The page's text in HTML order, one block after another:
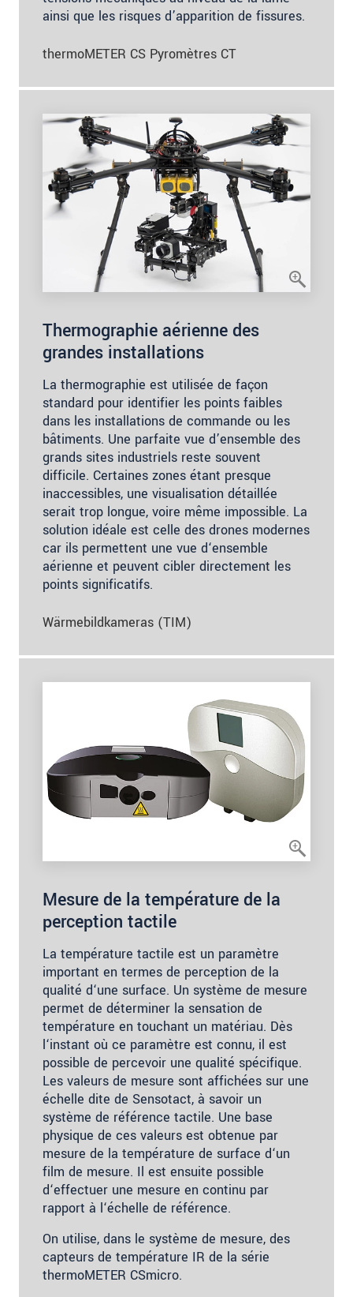
ainsi que les risques d’apparition de fissures.
thermoMETER CS Pyromètres CT
Thermographie aérienne des
grandes installations
La thermographie est utilisée de façon
standard pour identifier les points faibles
dans les installations de commande ou les
bâtiments. Une parfaite vue d’ensemble des
grands sites industriels reste souvent
difficile. Certaines zones étant presque
inaccessibles, une visualisation détaillée
serait trop longue, voire même impossible. La
solution idéale est celle des drones modernes
car ils permettent une vue d‘ensemble
aérienne et peuvent cibler directement les
points significatifs.
Wärmebildkameras (TIM)
Mesure de la température de la
perception tactile
La température tactile est un paramètre
important en termes de perception de la
qualité d‘une surface. Un système de mesure
permet de déterminer la sensation de
température en touchant un matériau. Dès
l‘instant où ce paramètre est connu, il est
possible de percevoir une qualité spécifique.
Les valeurs de mesure sont affichées sur une
échelle dite de Sensotact, à savoir un
système de référence tactile. Une base
physique de ces valeurs est obtenue par
mesure de la température de surface d‘un
film de mesure. Il est ensuite possible
d‘effectuer une mesure en continu par
rapport à l‘échelle de référence.
On utilise, dans le système de mesure, des
capteurs de température IR de la série
thermoMETER CSmicro.